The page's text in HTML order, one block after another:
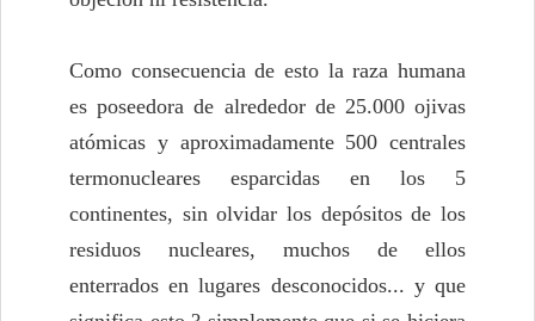
Como consecuencia de esto la raza humana
es poseedora de alrededor de 25.000 ojivas
atómicas y aproximadamente 500 centrales
termonucleares esparcidas en los 5
continentes, sin olvidar los depósitos de los
residuos nucleares, muchos de ellos
enterrados en lugares desconocidos... y que